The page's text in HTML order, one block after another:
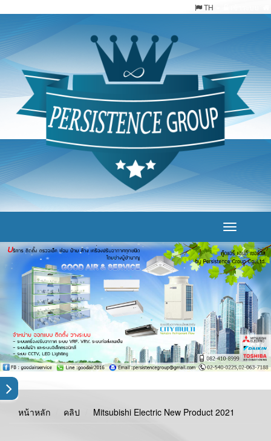
TH
Toggle
หน้าหลัก คลิป Mitsubishi Electric New Product 2021